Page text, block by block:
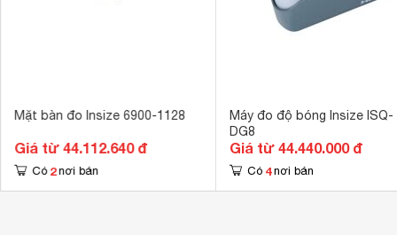
Mặt bàn đo Insize 6900-1128
Giá từ 44.112.640 đ
Có 2 nơi bán
Máy đo độ bóng Insize ISQ-
DG8
Giá từ 44.440.000 đ
Có 4 nơi bán